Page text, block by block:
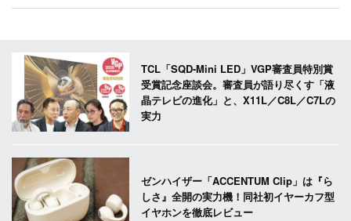
TCL「SQD-Mini LED」VGP審査員特別賞
受賞記念座談会。審査員が語り尽くす「液
晶テレビの進化」と、X11L／C8L／C7Lの
実力
ゼンハイザー「ACCENTUM Clip」は『ら
しさ』全開の実力機！同社初イヤーカフ型
イヤホンを徹底レビュー